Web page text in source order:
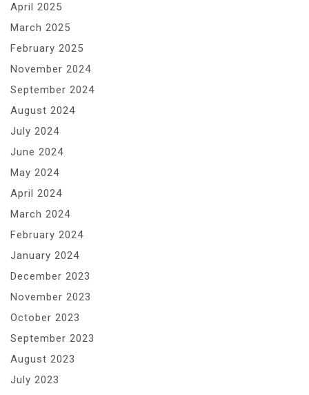
April 2025
March 2025
February 2025
November 2024
September 2024
August 2024
July 2024
June 2024
May 2024
April 2024
March 2024
February 2024
January 2024
December 2023
November 2023
October 2023
September 2023
August 2023
July 2023